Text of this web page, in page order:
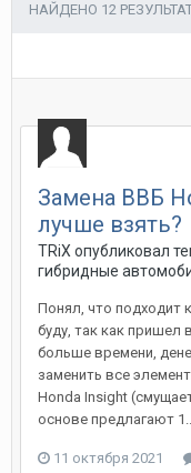
НАЙДЕНО 12
Замена ВВБ
лучше взять?
TRiX опубликовал
гибридные
Понял, что подходит
буду, так как пришел
больше времени,
заменить все
Honda Insight
основе предлагают
11 октября 2021